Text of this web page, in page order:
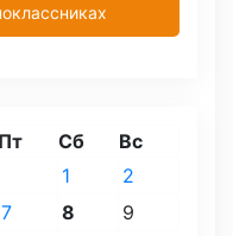
Пт Сб Вс
1
2
7 8
9